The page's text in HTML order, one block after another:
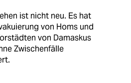
ist nicht neu. Es hat
von Homs und
von Damaskus
Zwischenfälle